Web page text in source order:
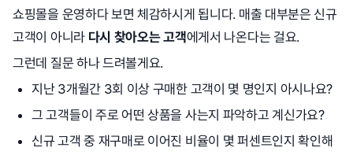
쇼핑몰을 운영하다 보면 체감하시게 됩니다. 매출 대부분은 신규
고객이 아니라 다시 찾아오는 고객에게서 나온다는 걸요.
그런데 질문 하나 드려볼게요.
지난 3개월간 3회 이상 구매한 고객이 몇 명인지 아시나요?
그 고객들이 주로 어떤 상품을 사는지 파악하고 계신가요?
신규 고객 중 재구매로 이어진 비율이 몇 퍼센트인지 확인해